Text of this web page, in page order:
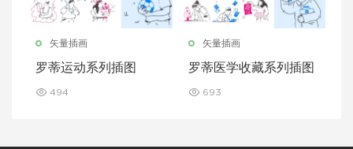
矢量插画
罗蒂运动系列插图
494
矢量插画
罗蒂医学收藏系列插图
693